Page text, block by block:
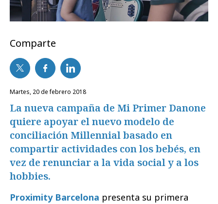
Comparte
martes, 20 de febrero 2018
La nueva campaña de Mi Primer Danone
quiere apoyar el nuevo modelo de
conciliación Millennial basado en
compartir actividades con los bebés, en
vez de renunciar a la vida social y a los
hobbies.
Proximity Barcelona presenta su primera